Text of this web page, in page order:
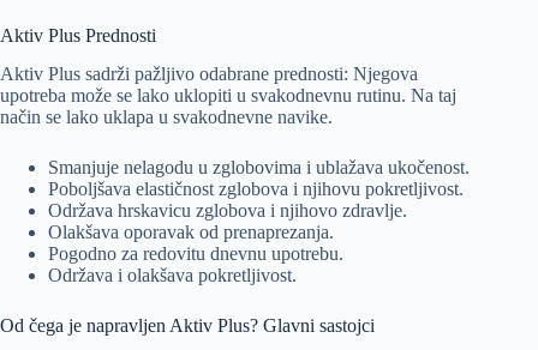
Aktiv Plus Prednosti
Aktiv Plus sadrži pažljivo odabrane prednosti: Njegova
upotreba može se lako uklopiti u svakodnevnu rutinu. Na taj
način se lako uklapa u svakodnevne navike.
Smanjuje nelagodu u zglobovima i ublažava ukočenost.
Poboljšava elastičnost zglobova i njihovu pokretljivost.
Održava hrskavicu zglobova i njihovo zdravlje.
Olakšava oporavak od prenaprezanja.
Pogodno za redovitu dnevnu upotrebu.
Održava i olakšava pokretljivost.
Od čega je napravljen Aktiv Plus? Glavni sastojci